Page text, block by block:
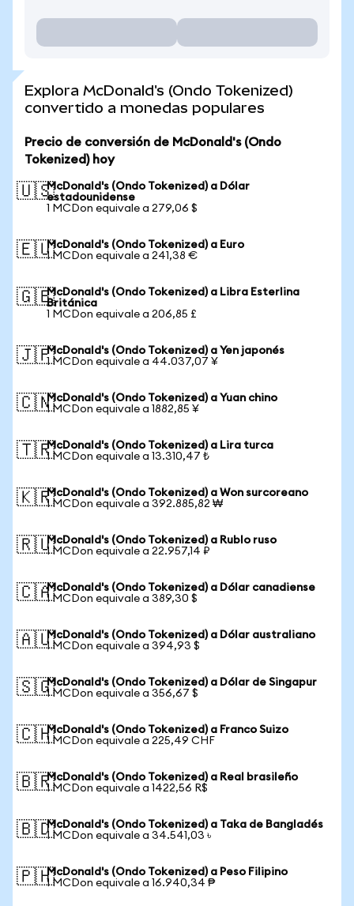
Explora McDonald's (Ondo Tokenized)
convertido a monedas populares
Precio de conversión de McDonald's (Ondo
Tokenized) hoy
🇺🇸McDonald's (Ondo Tokenized) a Dólar
estadounidense
1 MCDon equivale a 279,06 $
🇪🇺McDonald's (Ondo Tokenized) a Euro
1 MCDon equivale a 241,38 €
🇬🇧McDonald's (Ondo Tokenized) a Libra Esterlina
Británica
1 MCDon equivale a 206,85 £
🇯🇵McDonald's (Ondo Tokenized) a Yen japonés
1 MCDon equivale a 44.037,07 ¥
🇨🇳McDonald's (Ondo Tokenized) a Yuan chino
1 MCDon equivale a 1882,85 ¥
🇹🇷McDonald's (Ondo Tokenized) a Lira turca
1 MCDon equivale a 13.310,47 ₺
🇰🇷McDonald's (Ondo Tokenized) a Won surcoreano
1 MCDon equivale a 392.885,82 ₩
🇷🇺McDonald's (Ondo Tokenized) a Rublo ruso
1 MCDon equivale a 22.957,14 ₽
🇨🇦McDonald's (Ondo Tokenized) a Dólar canadiense
1 MCDon equivale a 389,30 $
🇦🇺McDonald's (Ondo Tokenized) a Dólar australiano
1 MCDon equivale a 394,93 $
🇸🇬McDonald's (Ondo Tokenized) a Dólar de Singapur
1 MCDon equivale a 356,67 $
🇨🇭McDonald's (Ondo Tokenized) a Franco Suizo
1 MCDon equivale a 225,49 CHF
🇧🇷McDonald's (Ondo Tokenized) a Real brasileño
1 MCDon equivale a 1422,56 R$
🇧🇩McDonald's (Ondo Tokenized) a Taka de Bangladés
1 MCDon equivale a 34.541,03 ৳
🇵🇭McDonald's (Ondo Tokenized) a Peso Filipino
1 MCDon equivale a 16.940,34 ₱